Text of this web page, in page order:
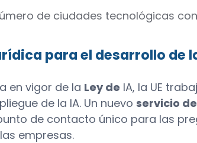
de ciudades tecnológicas
para el desarrollo de
en vigor de la Ley de IA, la UE
de la IA. Un nuevoservicio
de contacto único para las
empresas.